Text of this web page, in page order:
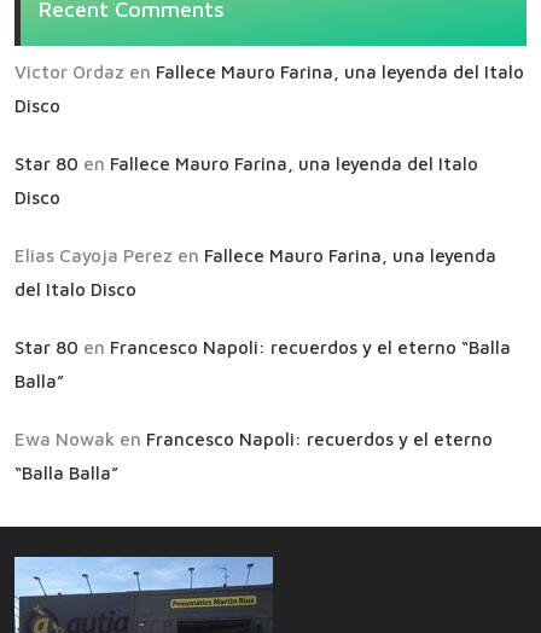
Recent Comments
Victor Ordaz en Fallece Mauro Farina, una leyenda del Italo
Disco
Star 80 en Fallece Mauro Farina, una leyenda del Italo
Disco
Elias Cayoja Perez en Fallece Mauro Farina, una leyenda
del Italo Disco
Star 80 en Francesco Napoli: recuerdos y el eterno “Balla
Balla”
Ewa Nowak en Francesco Napoli: recuerdos y el eterno
“Balla Balla”